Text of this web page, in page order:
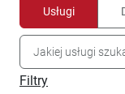
Usługi
Filtry